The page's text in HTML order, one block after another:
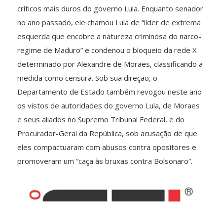
críticos mais duros do governo Lula. Enquanto senador
no ano passado, ele chamou Lula de “líder de extrema
esquerda que encobre a natureza criminosa do narco-
regime de Maduro” e condenou o bloqueio da rede X
determinado por Alexandre de Moraes, classificando a
medida como censura. Sob sua direção, o
Departamento de Estado também revogou neste ano
os vistos de autoridades do governo Lula, de Moraes
e seus aliados no Supremo Tribunal Federal, e do
Procurador-Geral da República, sob acusação de que
eles compactuaram com abusos contra opositores e
promoveram um “caça às bruxas contra Bolsonaro”.